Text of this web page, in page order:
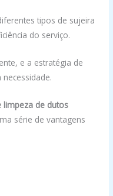
tipos de sujeira
do serviço.
e a estratégia de
limpeza de dutos
série de vantagens